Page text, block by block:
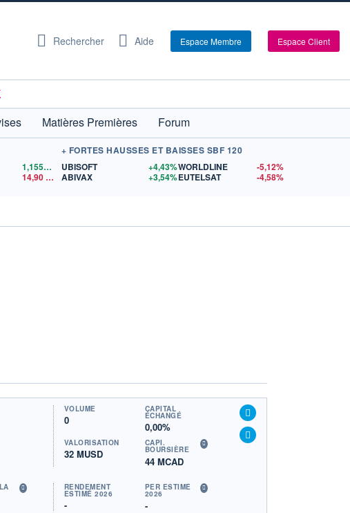
Rechercher Aide Espace Membre Espace Client
Matières Premières
Forum
1,1559$US
14,90
+ FORTES HAUSSES ET BAISSES SBF 120
UBISOFT
+4,43%
ABIVAX
+3,54%
WORLDLINE
-5,12%
EUTELSAT
-4,58%
VOLUME
0
CAPITAL
ÉCHANGÉ
0,00%
VALORISATION
32 MUSD
CAPI.
BOURSIÈRE
44 MCAD
RENDEMENT
ESTIMÉ 2026
-
PER ESTIMÉ
2026
-